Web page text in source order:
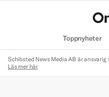
Toppnyheter
Schibsted News Media AB är
Läs mer här